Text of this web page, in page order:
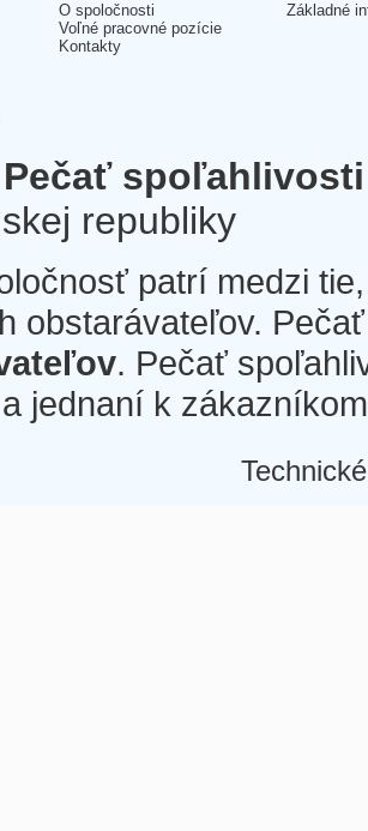
O spoločnosti
Voľné pracovné pozície
Kontakty
Základné
Pečať spoľahlivosti
republiky
patrí medzi
obstarávateľov.
. Pečať
jednaní k